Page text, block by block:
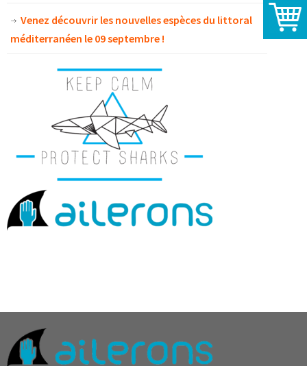
Venez découvrir les nouvelles espèces du littoral
méditerranéen le 09 septembre !